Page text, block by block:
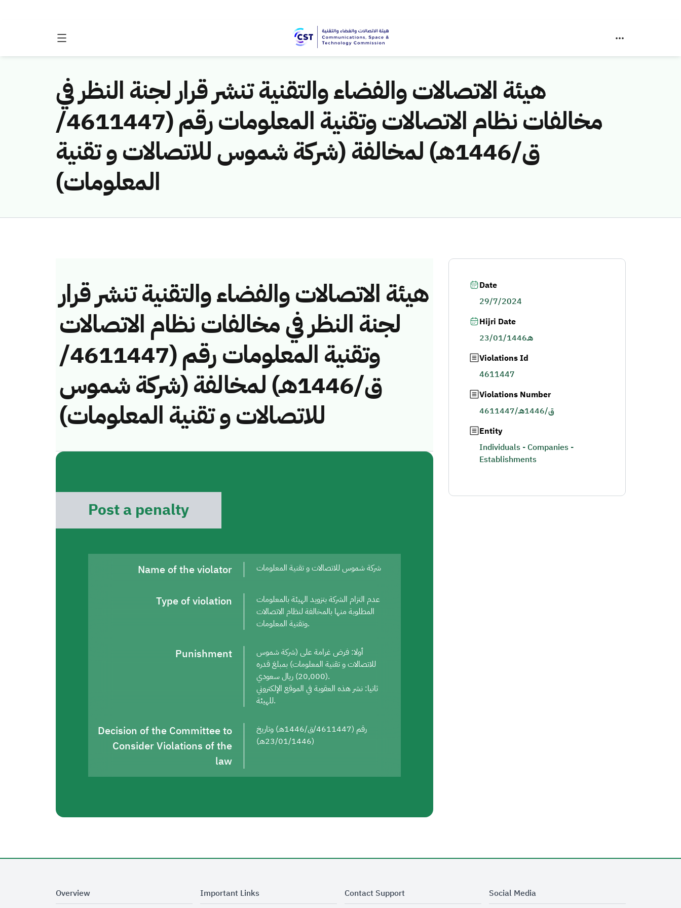
هيئة الاتصالات والفضاء والتقنية تنشر قرار لجنة النظر في
مخالفات نظام الاتصالات وتقنية المعلومات رقم (4611447/
ق/1446هـ) لمخالفة (شركة شموس للاتصالات و تقنية
المعلومات)
هيئة الاتصالات والفضاء والتقنية تنشر قرار
لجنة النظر في مخالفات نظام الاتصالات
وتقنية المعلومات رقم (4611447/
ق/1446هـ) لمخالفة (شركة شموس
للاتصالات و تقنية المعلومات)
Post a penalty
Name of the violator شركة شموس للاتصالات و تقنية المعلومات
Type of violation
عدم التزام الشركة بتزويد الهيئة بالمعلومات
المطلوبة منها بالمخالفة لنظام الاتصالات
وتقنية المعلومات.
Punishment
أولا: فرض غرامة على (شركة شموس
للاتصالات و تقنية المعلومات) بمبلغ قدره
(20,000) ريال سعودي.
ثانيا: نشر هذه العقوبة في الموقع الإلكتروني
للهيئة.
Decision of the Committee to
Consider Violations of the
law
رقم (4611447/ق/1446هـ) وتاريخ
(23/01/1446هـ)
Date
29/7/2024
Hijri Date
23/01/1446هـ
Violations Id
4611447
Violations Number
4611447/ق/1446هـ
Entity
Individuals - Companies -
Establishments
Overview Important Links Contact Support Social Media